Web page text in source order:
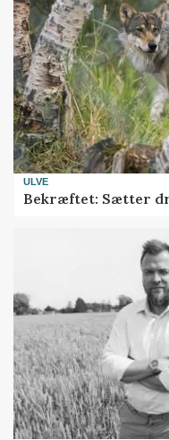
ULVE
Bekræftet: Sætter